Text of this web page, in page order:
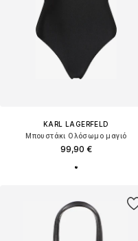
KARL LAGERFELD
Μπουστάκι Ολόσωμο μαγιό
99,90 €